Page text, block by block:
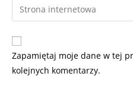
Zapamiętaj moje dane w tej
kolejnych komentarzy.